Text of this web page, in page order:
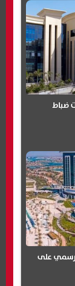
ضباط
تعليق رسمي على